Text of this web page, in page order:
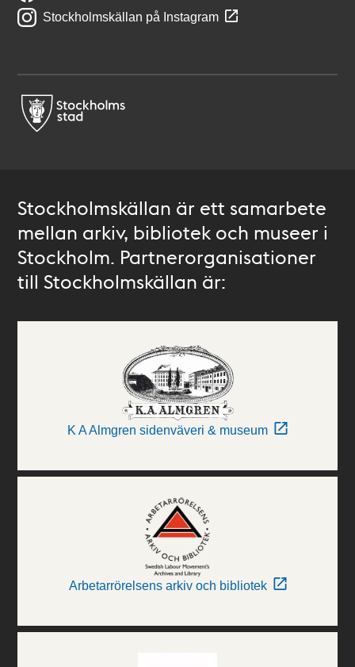
Stockholmskällan på Instagram
Stockholmskällan är ett samarbete
mellan arkiv, bibliotek och museer i
Stockholm. Partnerorganisationer
till Stockholmskällan är:
K A Almgren sidenväveri & museum
Arbetarrörelsens arkiv och bibliotek